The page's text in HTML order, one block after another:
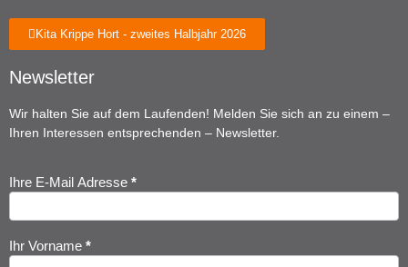
Kita Krippe Hort - zweites Halbjahr 2026
Newsletter
Wir halten Sie auf dem Laufenden! Melden Sie sich an zu einem –
Ihren Interessen entsprechenden – Newsletter.
Newsletter
Anmeldung
Ihre E-Mail Adresse *
Ihr Vorname *